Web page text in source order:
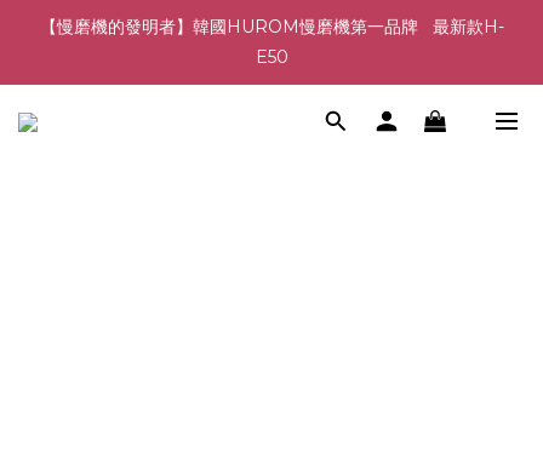
【慢磨機的發明者】韓國HUROM慢磨機第一品牌   最新款H-
E50